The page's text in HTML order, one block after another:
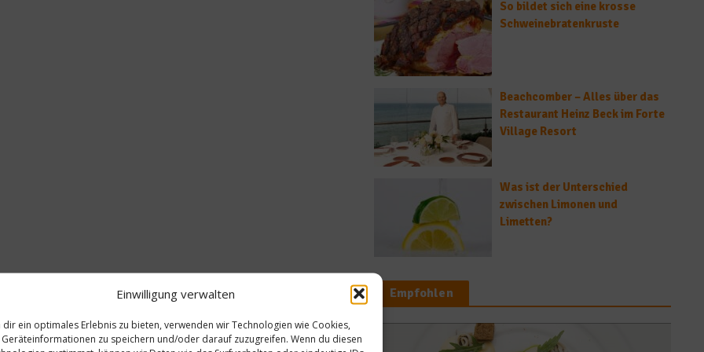
Einwilligung verwalten
dir ein optimales Erlebnis zu bieten, verwenden wir Technologien wie Cookies,
Geräteinformationen zu speichern und/oder darauf zuzugreifen. Wenn du diesen
So bildet sich eine krosse
Schweinebratenkruste
Beachcomber – Alles über das
Restaurant Heinz Beck im Forte
Village Resort
Was ist der Unterschied
zwischen Limonen und
Limetten?
Empfohlen